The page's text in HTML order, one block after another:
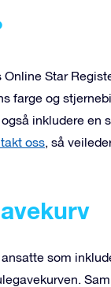
Star
farge og
inkludere en
oss, så
som